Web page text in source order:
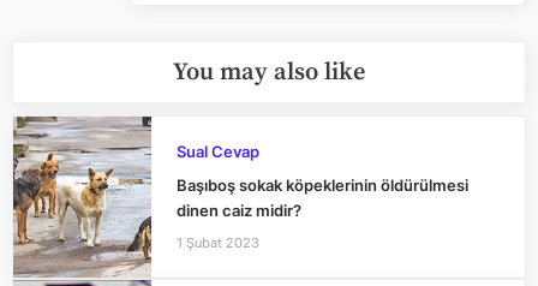
You may also like
Sual Cevap
Başıboş sokak köpeklerinin öldürülmesi
dinen caiz midir?
1 Şubat 2023